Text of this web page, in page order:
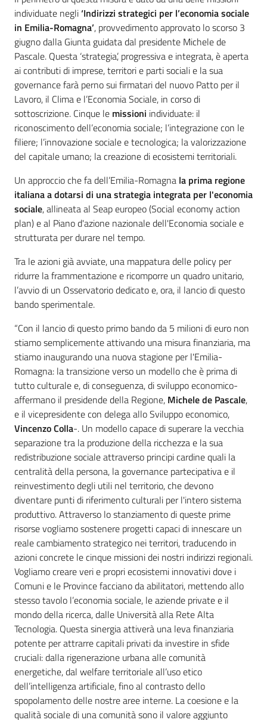
individuate negli‘Indirizzi strategici per l’economia sociale
in Emilia-Romagna’, provvedimento approvato lo scorso 3
giugno dalla Giunta guidata dal presidente Michele de
Pascale. Questa ‘strategia’, progressiva e integrata, è aperta
ai contributi di imprese, territori e parti sociali e la sua
governance farà perno sui firmatari del nuovo Patto per il
Lavoro, il Clima e l’Economia Sociale, in corso di
sottoscrizione. Cinque le missioni individuate: il
riconoscimento dell’economia sociale; l’integrazione con le
filiere; l’innovazione sociale e tecnologica; la valorizzazione
del capitale umano; la creazione di ecosistemi territoriali.
Un approccio che fa dell’Emilia-Romagna la prima regione
italiana a dotarsi di una strategia integrata per l'economia
sociale, allineata al Seap europeo (Social economy action
plan) e al Piano d'azione nazionale dell'Economia sociale e
strutturata per durare nel tempo.
Tra le azioni già avviate, una mappatura delle policy per
ridurre la frammentazione e ricomporre un quadro unitario,
l’avvio di un Osservatorio dedicato e, ora, il lancio di questo
bando sperimentale.
“Con il lancio di questo primo bando da 5 milioni di euro non
stiamo semplicemente attivando una misura finanziaria, ma
stiamo inaugurando una nuova stagione per l'Emilia-
Romagna: la transizione verso un modello che è prima di
tutto culturale e, di conseguenza, di sviluppo economico-
affermano il presidende della Regione, Michele de Pascale,
e il vicepresidente con delega allo Sviluppo economico,
Vincenzo Colla-. Un modello capace di superare la vecchia
separazione tra la produzione della ricchezza e la sua
redistribuzione sociale attraverso principi cardine quali la
centralità della persona, la governance partecipativa e il
reinvestimento degli utili nel territorio, che devono
diventare punti di riferimento culturali per l'intero sistema
produttivo. Attraverso lo stanziamento di queste prime
risorse vogliamo sostenere progetti capaci di innescare un
reale cambiamento strategico nei territori, traducendo in
azioni concrete le cinque missioni dei nostri indirizzi regionali.
Vogliamo creare veri e propri ecosistemi innovativi dove i
Comuni e le Province facciano da abilitatori, mettendo allo
stesso tavolo l’economia sociale, le aziende private e il
mondo della ricerca, dalle Università alla Rete Alta
Tecnologia. Questa sinergia attiverà una leva finanziaria
potente per attrarre capitali privati da investire in sfide
cruciali: dalla rigenerazione urbana alle comunità
energetiche, dal welfare territoriale all’uso etico
dell’intelligenza artificiale, fino al contrasto dello
spopolamento delle nostre aree interne. La coesione e la
qualità sociale di una comunità sono il valore aggiunto